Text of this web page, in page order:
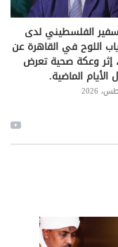
الفلسطيني لدى
اللوح في القاهرة عن
إثر وعكة صحية تعرض
الأيام الماضية.